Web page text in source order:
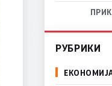
РУБРИКИ